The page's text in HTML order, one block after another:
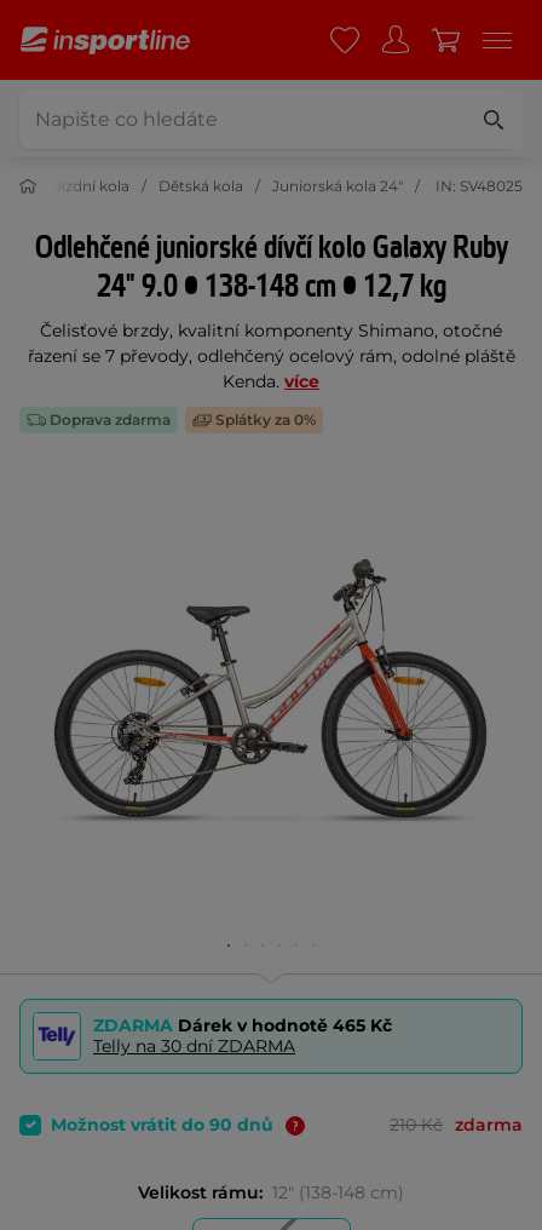
Jízdní kola Dětská kola Juniorská kola 24" IN: SV48025
Odlehčené juniorské dívčí kolo Galaxy Ruby
24" 9.0 • 138-148 cm • 12,7 kg
Čelisťové brzdy, kvalitní komponenty Shimano, otočné
řazení se 7 převody, odlehčený ocelový rám, odolné pláště
Kenda. více
Doprava zdarma Splátky za 0%
ZDARMA Dárek v hodnotě 465 Kč
Telly na 30 dní ZDARMA
Možnost vrátit do 90 dnů 210 Kč zdarma
Velikost rámu: 12" (138-148 cm)